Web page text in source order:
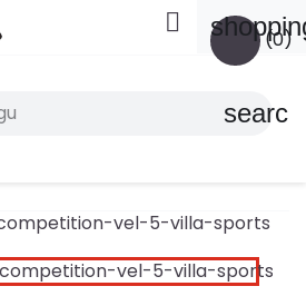
(0)

search